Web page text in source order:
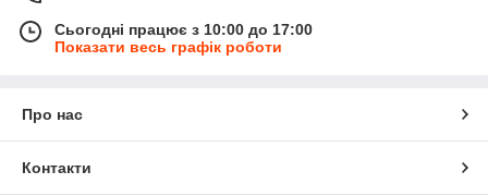
Сьогодні працює з 10:00 до 17:00
Показати весь графік роботи
Про нас
Контакти